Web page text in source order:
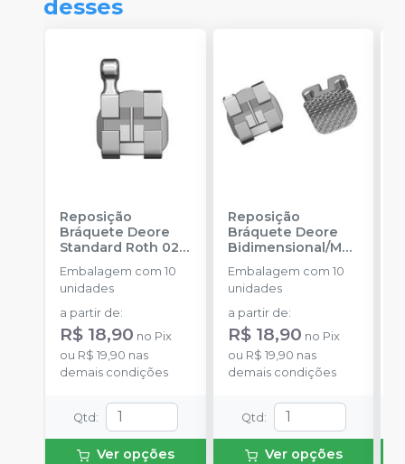
desses
Reposição
Bráquete Deore
Standard Roth 022
INFINITY
ORTHODONTICS
Embalagem com 10
unidades
a partir de:
R$ 18,90 no Pix
ou R$ 19,90 nas
demais condições
Qtd :
Ver opções
Reposição
Bráquete Deore
Bidimensional/MB
T 018
ORTHODONTICS
Embalagem com 10
unidades
a partir de:
R$ 18,90 no Pix
ou R$ 19,90 nas
demais condições
Qtd :
Ver opções